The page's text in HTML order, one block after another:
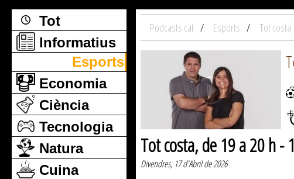
Tot
Informatius
Esports
Economia
Ciència
Tecnologia
Natura
Cuina
Podcasts.cat Esports Tot costa
Tot costa, de 19 a 20 h
Divendres, 17 d'Abril de 2026